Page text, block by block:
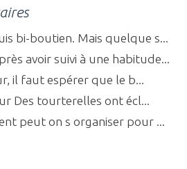
bi-boutien. Mais quelque s...
avoir suivi à une habitude...
il faut espérer que le b...
Des tourterelles ont écl...
peut on s organiser pour ...